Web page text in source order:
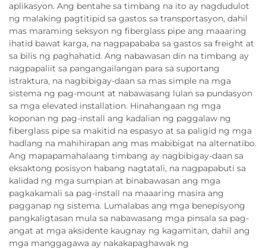
aplikasyon. Ang bentahe sa timbang na ito ay nagdudulot
ng malaking pagtitipid sa gastos sa transportasyon, dahil
mas maraming seksyon ng fiberglass pipe ang maaaring
ihatid bawat karga, na nagpapababa sa gastos sa freight at
sa bilis ng paghahatid. Ang nabawasan din na timbang ay
nagpapaliit sa pangangailangan para sa suportang
istraktura, na nagbibigay-daan sa mas simple na mga
sistema ng pag-mount at nabawasang lulan sa pundasyon
sa mga elevated installation. Hinahangaan ng mga
koponan ng pag-install ang kadalian ng paggalaw ng
fiberglass pipe sa makitid na espasyo at sa paligid ng mga
hadlang na mahihirapan ang mas mabibigat na alternatibo.
Ang mapapamahalaang timbang ay nagbibigay-daan sa
eksaktong posisyon habang nagtatali, na nagpapabuti sa
kalidad ng mga sumpian at binabawasan ang mga
pagkakamali sa pag-install na maaaring masira ang
pagganap ng sistema. Lumalabas ang mga benepisyong
pangkaligtasan mula sa nabawasang mga pinsala sa pag-
angat at mga aksidente kaugnay ng kagamitan, dahil ang
mga manggagawa ay nakakapaghawak ng